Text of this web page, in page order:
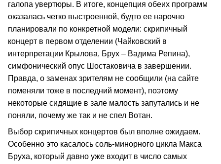
галопа увертюры. В итоге, концепция обеих программ
оказалась четко выстроенной, будто ее нарочно
планировали по конкретной модели: скрипичный
концерт в первом отделении (Чайковский в
интерпретации Крылова, Брух – Вадима Репина),
симфонический опус Шостаковича в завершении.
Правда, о заменах зрителям не сообщили (на сайте
поменяли тоже в последний момент), поэтому
некоторые сидящие в зале малость запутались и не
поняли, почему же так и не спел Вотан.
Выбор скрипичных концертов был вполне ожидаем.
Особенно это касалось соль-минорного цикла Макса
Бруха, который давно уже входит в число самых